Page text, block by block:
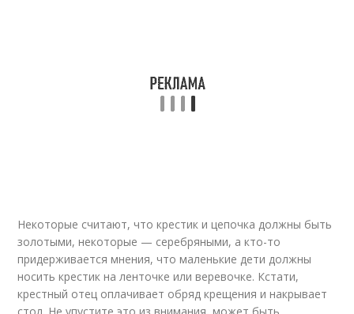
Некоторые считают, что крестик и цепочка должны быть
золотыми, некоторые — серебряными, а кто-то
придерживается мнения, что маленькие дети должны
носить крестик на ленточке или веревочке. Кстати,
крестный отец оплачивает обряд крещения и накрывает